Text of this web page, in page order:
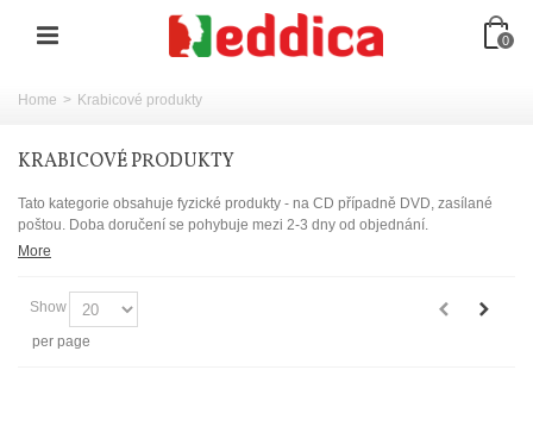
0
Home > Krabicové produkty
KRABICOVÉ PRODUKTY
Tato kategorie obsahuje fyzické produkty - na CD případně DVD, zasílané
poštou. Doba doručení se pohybuje mezi 2-3 dny od objednání.
More
Show
per page